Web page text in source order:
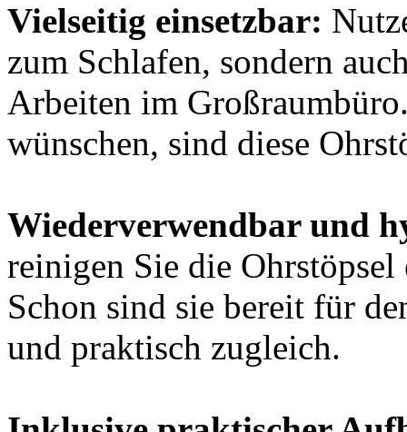
Vielseitig einsetzbar:
zum Schlafen, sondern
Arbeiten im
wünschen, sind diese
Wiederverwendbar und
reinigen Sie die
Schon sind sie bereit für
und praktisch zugleich.